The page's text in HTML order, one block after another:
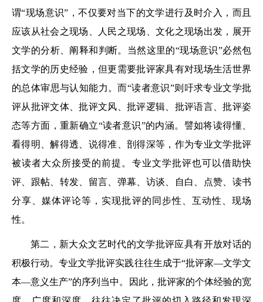
谓“现场意识”，不仅要对当下的文学进行及时介入，而且
应该从社会之现场、人民之现场、文化之现场出发，展开
文学的分析、阐释和判断。当然这里的“现场意识”必然包
括文学的历史经验，但更需要批评家具有对现场生活世界
的总体审思与认知能力。而“读者意识”则吁求专业文学批
评从批评文体、批评文风、批评逻辑、批评语言、批评姿
态等方面，重新确立“读者意识”的内涵。譬如将读得懂、
看得明、解得透、说得准、剖得深等，作为专业文学批评
被读者大众所接受的前提。专业文学批评也可以借助快
评、跟帖、转发、留言、弹幕、访谈、自白、点赞、读书
分享、媒体评论等，实现批评的同步性、互动性、现场
性。
第二，新大众文艺时代的文学批评应具有开放对话的
积极行动。专业文学批评实践往往生成于“批评家—文学文
本—意义生产”的序列当中。因此，批评家的个体经验的宽